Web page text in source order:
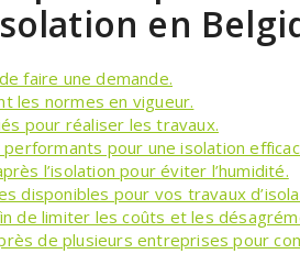
en
faire une demande.
les normes en vigueur.
pour réaliser les travaux.
pour une isolation
l’isolation pour éviter l’humidité.
disponibles pour vos travaux
de limiter les coûts et les
de plusieurs entreprises pour